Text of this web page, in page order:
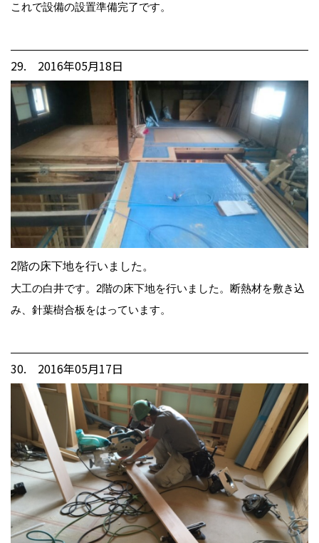
これで設備の設置準備完了です。
29. 2016年05月18日
2階の床下地を行いました。
大工の白井です。2階の床下地を行いました。断熱材を敷き込
み、針葉樹合板をはっています。
30. 2016年05月17日